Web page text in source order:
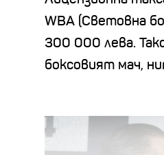
WBA (Световна
300 000 лева.
боксовият мач,